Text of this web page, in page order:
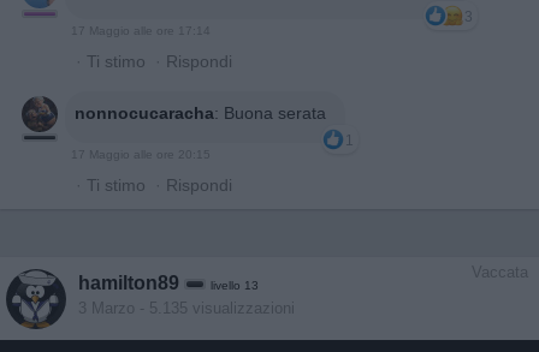
3
17 Maggio alle ore 17:14
· Ti stimo · Rispondi
nonnocucaracha: Buona serata
1
17 Maggio alle ore 20:15
· Ti stimo · Rispondi
Vaccata
hamilton89 livello 13
3 Marzo - 5.135 visualizzazioni